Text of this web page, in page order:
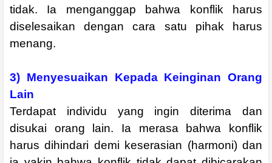
tidak. Ia menganggap bahwa konflik harus
diselesaikan dengan cara satu pihak harus
menang.
3) Menyesuaikan Kepada Keinginan Orang
Lain
Terdapat individu yang ingin diterima dan
disukai orang lain. Ia merasa bahwa konflik
harus dihindari demi keserasian (harmoni) dan